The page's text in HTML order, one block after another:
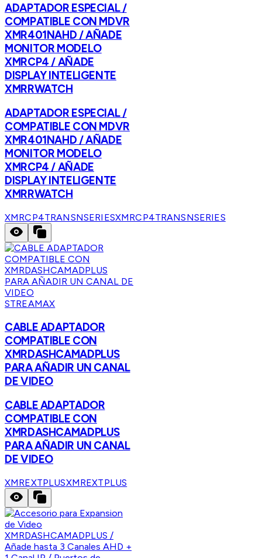
ADAPTADOR ESPECIAL /
COMPATIBLE CON MDVR
XMR401NAHD / AÑADE
MONITOR MODELO
XMRCP4 / AÑADE
DISPLAY INTELIGENTE
XMRRWATCH
ADAPTADOR ESPECIAL /
COMPATIBLE CON MDVR
XMR401NAHD / AÑADE
MONITOR MODELO
XMRCP4 / AÑADE
DISPLAY INTELIGENTE
XMRRWATCH
XMRCP4TRANSNSERIESXMRCP4TRANSNSERIES
STREAMAX
CABLE ADAPTADOR
COMPATIBLE CON
XMRDASHCAMADPLUS
PARA AÑADIR UN CANAL
DE VIDEO
CABLE ADAPTADOR
COMPATIBLE CON
XMRDASHCAMADPLUS
PARA AÑADIR UN CANAL
DE VIDEO
XMREXTPLUSXMREXTPLUS